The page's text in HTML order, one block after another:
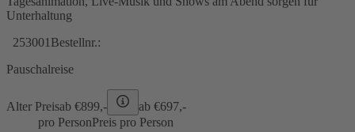
Unterhaltung
253001 Bestellnr.:
Pauschalreise
Alter Preisab €899,- ab €697,-
pro PersonPreis pro Person